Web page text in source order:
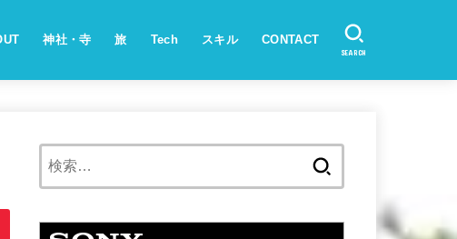
神社・寺 旅 Tech スキル CONTACT
SEARCH